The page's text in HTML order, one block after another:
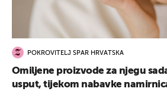
POKROVITELJ SPAR HRVATSKA
Omiljene proizvode za njegu
usput, tijekom nabavke